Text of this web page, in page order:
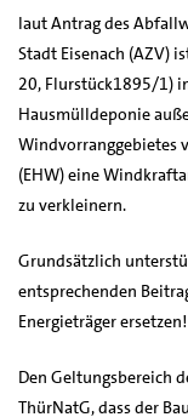
laut Antrag des
Stadt Eisenach (AZV)
20, Flurstück1895/1)
Hausmülldeponie
Windvorranggebietes
(EHW) eine
zu verkleinern.
Grundsätzlich
entsprechenden
Energieträger ersetzen!
Den Geltungsbereich
ThürNatG, dass der